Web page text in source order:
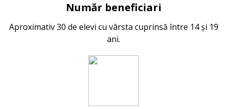
Număr beneficiari
Aproximativ 30 de elevi cu vârsta cuprinsă între 14 și 19
ani.